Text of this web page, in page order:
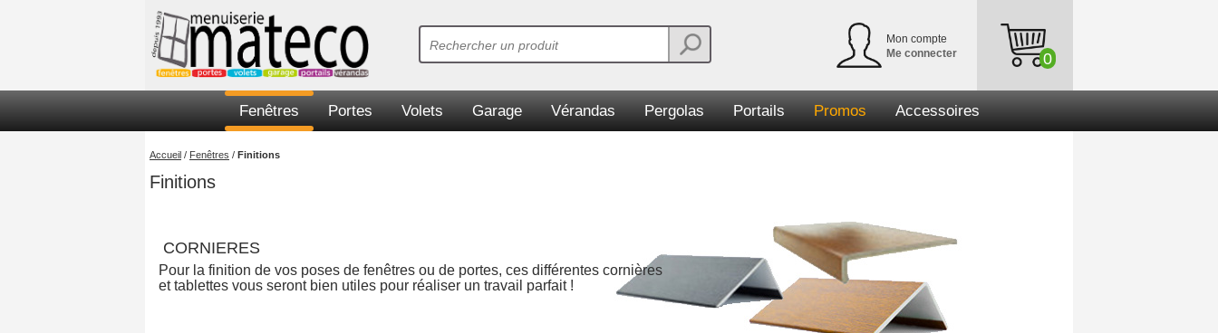
Mon compte
Me connecter
0
Fenêtres Portes Volets Garage Vérandas Pergolas Portails Promos Accessoires
Accueil / Fenêtres / Finitions
Finitions
CORNIERES
Pour la finition de vos poses de fenêtres ou de portes, ces différentes cornières
et tablettes vous seront bien utiles pour réaliser un travail parfait !